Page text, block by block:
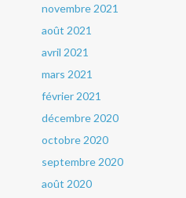
novembre 2021
août 2021
avril 2021
mars 2021
février 2021
décembre 2020
octobre 2020
septembre 2020
août 2020